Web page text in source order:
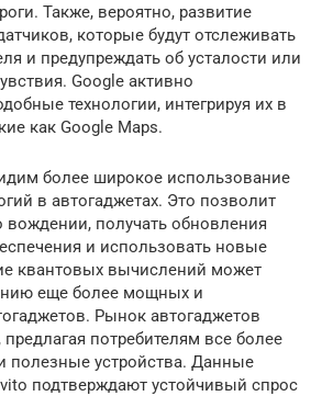
Также, вероятно, развитие
которые будут отслеживать
и предупреждать об усталости или
Google активно
технологии, интегрируя их в
как Google Maps.
более широкое использование
в автогаджетах. Это позволит
вождении, получать обновления
и использовать новые
квантовых вычислений может
еще более мощных и
Рынок автогаджетов
потребителям все более
полезные устройства. Данные
подтверждают устойчивый спрос